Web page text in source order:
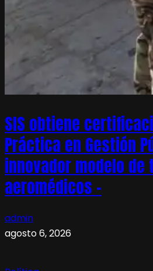
SIS obtiene
Práctica en Gestión
innovador modelo
aeromédicos –
admin
agosto 6, 2026